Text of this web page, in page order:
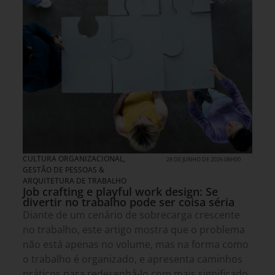
CULTURA ORGANIZACIONAL,
GESTÃO DE PESSOAS &
ARQUITETURA DE TRABALHO
28 DE JUNHO DE 2026 08H00
Job crafting e playful work design: Se
divertir no trabalho pode ser coisa séria
Diante de um cenário de sobrecarga crescente
no trabalho, este artigo mostra que o problema
não está apenas no volume, mas na forma como
o trabalho é organizado, e apresenta caminhos